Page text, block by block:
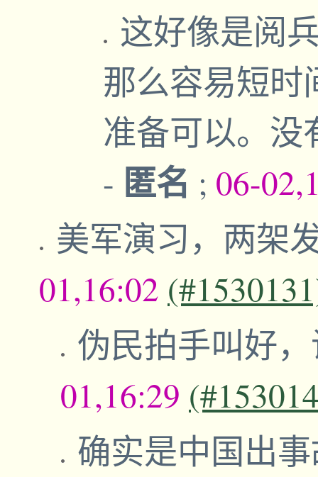
这好像是阅
那么容易短时
准备可以。没
- 匿名 ; 06-
美军演习，两架
01,16:02
伪民拍手叫好
01,16:29
确实是中国出